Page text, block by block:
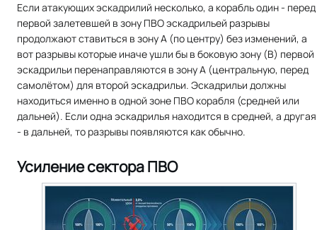
Если атакующих эскадрилий несколько, а корабль один - перед
первой залетевшей в зону ПВО эскадрильей разрывы
продолжают ставиться в зону A (по центру) без изменений, а
вот разрывы которые иначе ушли бы в боковую зону (B) первой
эскадрильи перенаправляются в зону A (центральную, перед
самолётом) для второй эскадрильи. Эскадрильи должны
находиться именно в одной зоне ПВО корабля (средней или
дальней). Если одна эскадрилья находится в средней, а другая
- в дальней, то разрывы появляются как обычно.
Усиление сектора ПВО